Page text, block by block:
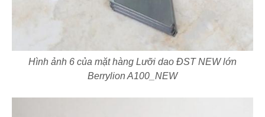
Hình ảnh 6 của mặt hàng Lưỡi dao ĐST NEW lớn
Berrylion A100_NEW